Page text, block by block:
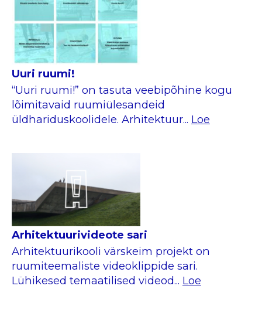
Uuri ruumi!
“Uuri ruumi!” on tasuta veebipõhine kogu
lõimitavaid ruumiülesandeid
üldhariduskoolidele. Arhitektuur... Loe
Arhitektuurivideote sari
Arhitektuurikooli värskeim projekt on
ruumiteemaliste videoklippide sari.
Lühikesed temaatilised videod... Loe